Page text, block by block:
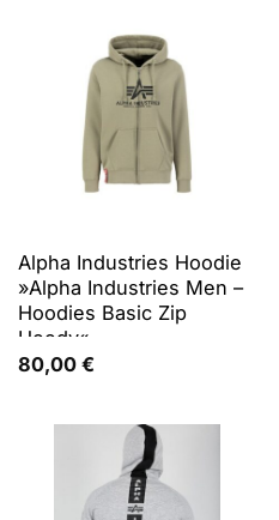
Alpha Industries Hoodie
»Alpha Industries Men –
Hoodies Basic Zip
Hoody«
80,00 €